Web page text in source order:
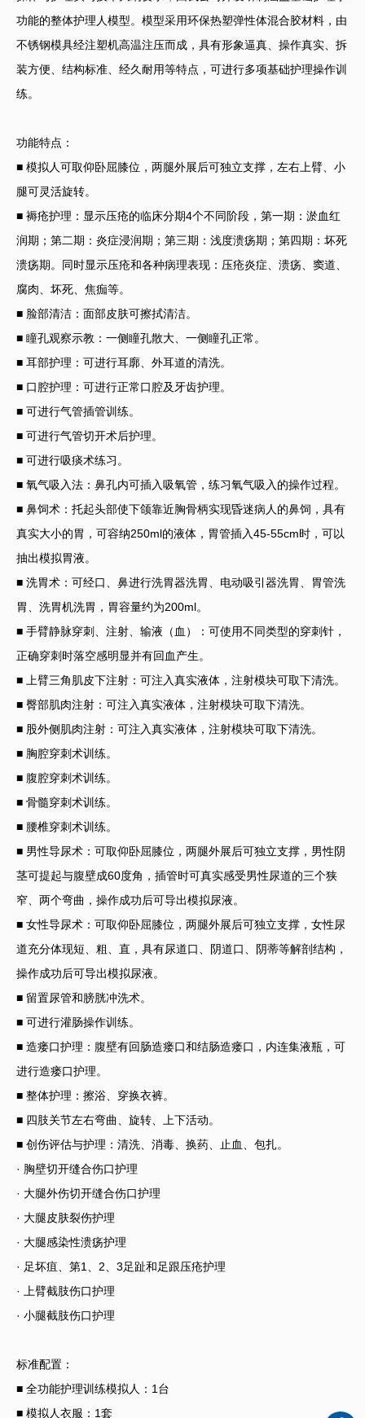
功能的整体护理人模型。模型采用环保热塑弹性体混合胶材料，由
不锈钢模具经注塑机高温注压而成，具有形象逼真、操作真实、拆
装方便、结构标准、经久耐用等特点，可进行多项基础护理操作训
练。
功能特点：
■ 模拟人可取仰卧屈膝位，两腿外展后可独立支撑，左右上臂、小
腿可灵活旋转。
■ 褥疮护理：显示压疮的临床分期4个不同阶段，第一期：淤血红
润期；第二期：炎症浸润期；第三期：浅度溃疡期；第四期：坏死
溃疡期。同时显示压疮和各种病理表现：压疮炎症、溃疡、窦道、
腐肉、坏死、焦痂等。
■ 脸部清洁：面部皮肤可擦拭清洁。
■ 瞳孔观察示教：一侧瞳孔散大、一侧瞳孔正常。
■ 耳部护理：可进行耳廓、外耳道的清洗。
■ 口腔护理：可进行正常口腔及牙齿护理。
■ 可进行气管插管训练。
■ 可进行气管切开术后护理。
■ 可进行吸痰术练习。
■ 氧气吸入法：鼻孔内可插入吸氧管，练习氧气吸入的操作过程。
■ 鼻饲术：托起头部使下颌靠近胸骨柄实现昏迷病人的鼻饲，具有
真实大小的胃，可容纳250ml的液体，胃管插入45-55cm时，可以
抽出模拟胃液。
■ 洗胃术：可经口、鼻进行洗胃器洗胃、电动吸引器洗胃、胃管洗
胃、洗胃机洗胃，胃容量约为200ml。
■ 手臂静脉穿刺、注射、输液（血）：可使用不同类型的穿刺针，
正确穿刺时落空感明显并有回血产生。
■ 上臂三角肌皮下注射：可注入真实液体，注射模块可取下清洗。
■ 臀部肌肉注射：可注入真实液体，注射模块可取下清洗。
■ 股外侧肌肉注射：可注入真实液体，注射模块可取下清洗。
■ 胸腔穿刺术训练。
■ 腹腔穿刺术训练。
■ 骨髓穿刺术训练。
■ 腰椎穿刺术训练。
■ 男性导尿术：可取仰卧屈膝位，两腿外展后可独立支撑，男性阴
茎可提起与腹壁成60度角，插管时可真实感受男性尿道的三个狭
窄、两个弯曲，操作成功后可导出模拟尿液。
■ 女性导尿术：可取仰卧屈膝位，两腿外展后可独立支撑，女性尿
道充分体现短、粗、直，具有尿道口、阴道口、阴蒂等解剖结构，
操作成功后可导出模拟尿液。
■ 留置尿管和膀胱冲洗术。
■ 可进行灌肠操作训练。
■ 造瘘口护理：腹壁有回肠造瘘口和结肠造瘘口，内连集液瓶，可
进行造瘘口护理。
■ 整体护理：擦浴、穿换衣裤。
■ 四肢关节左右弯曲、旋转、上下活动。
■ 创伤评估与护理：清洗、消毒、换药、止血、包扎。
· 胸壁切开缝合伤口护理
· 大腿外伤切开缝合伤口护理
· 大腿皮肤裂伤护理
· 大腿感染性溃疡护理
· 足坏疽、第1、2、3足趾和足跟压疮护理
· 上臂截肢伤口护理
· 小腿截肢伤口护理
标准配置：
■ 全功能护理训练模拟人：1台
■ 模拟人衣服：1套